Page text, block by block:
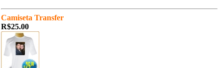
Camiseta Transfer
R$25.00